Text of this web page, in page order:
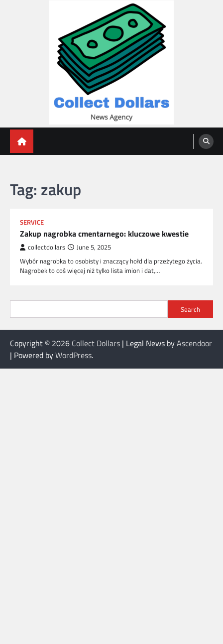
Tag: zakup
SERVICE
Zakup nagrobka cmentarnego: kluczowe kwestie
collectdollars June 5, 2025
Wybór nagrobka to osobisty i znaczący hołd dla przeżytego życia.
Nagrobek to coś więcej niż tylko lista imion i dat,…
Search
Copyright © 2026 Collect Dollars | Legal News byAscendoor
| Powered byWordPress.